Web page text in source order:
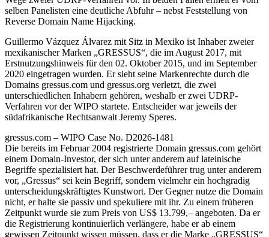
selben Panelisten eine deutliche Abfuhr – nebst Feststellung von
Reverse Domain Name Hijacking.
Guillermo Vázquez Álvarez mit Sitz in Mexiko ist Inhaber zweier
mexikanischer Marken „GRESSUS“, die im August 2017, mit
Erstnutzungshinweis für den 02. Oktober 2015, und im September
2020 eingetragen wurden. Er sieht seine Markenrechte durch die
Domains gressus.com und gressus.org verletzt, die zwei
unterschiedlichen Inhabern gehören, weshalb er zwei UDRP-
Verfahren vor der WIPO startete. Entscheider war jeweils der
südafrikanische Rechtsanwalt Jeremy Speres.
gressus.com – WIPO Case No. D2026-1481
Die bereits im Februar 2004 registrierte Domain gressus.com gehört
einem Domain-Investor, der sich unter anderem auf lateinische
Begriffe spezialisiert hat. Der Beschwerdeführer trug unter anderem
vor, „Gressus“ sei kein Begriff, sondern vielmehr ein hochgradig
unterscheidungskräftigtes Kunstwort. Der Gegner nutze die Domain
nicht, er halte sie passiv und spekuliere mit ihr. Zu einem früheren
Zeitpunkt wurde sie zum Preis von US$ 13.799,– angeboten. Da er
die Registrierung kontinuierlich verlängere, habe er ab einem
gewissen Zeitpunkt wissen müssen, dass er die Marke „GRESSUS“